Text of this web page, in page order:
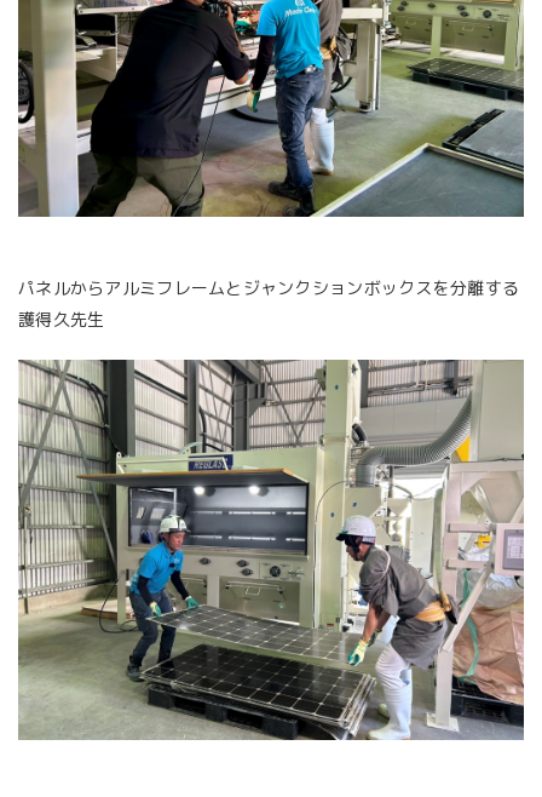
パネルからアルミフレームとジャンクションボックスを分離する
護得久先生